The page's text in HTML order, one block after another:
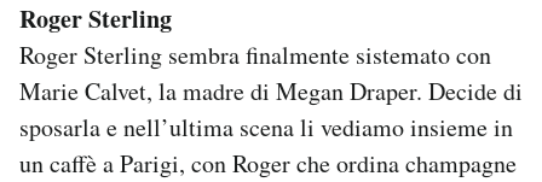
Roger Sterling
Roger Sterling sembra finalmente sistemato con
Marie Calvet, la madre di Megan Draper. Decide di
sposarla e nell’ultima scena li vediamo insieme in
un caffè a Parigi, con Roger che ordina champagne